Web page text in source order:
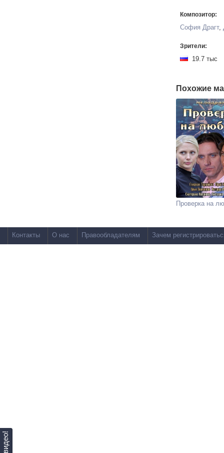
Композитор:
София Драгт,
Зрители:
19.7 тыс
Похожие
Проверка на
Контакты О нас Правообладателям Зачем